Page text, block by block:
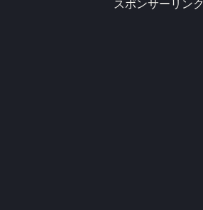
スポンサーリンク